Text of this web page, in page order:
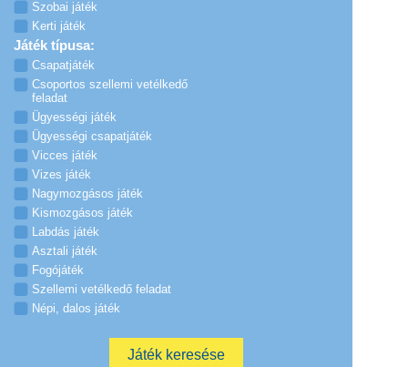
Szobai játék
Kerti játék
Játék típusa:
Csapatjáték
Csoportos szellemi vetélkedő
feladat
Ügyességi játék
Ügyességi csapatjáték
Vicces játék
Vizes játék
Nagymozgásos játék
Kismozgásos játék
Labdás játék
Asztali játék
Fogójáték
Szellemi vetélkedő feladat
Népi, dalos játék